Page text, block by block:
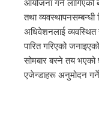
आयोजना गर्न लागिएको
तथा
अधिवेशनलाई
पारित गरिएको
सोमबार बस्ने तय
एजेन्डाहरू अनुमोदन गर्ने